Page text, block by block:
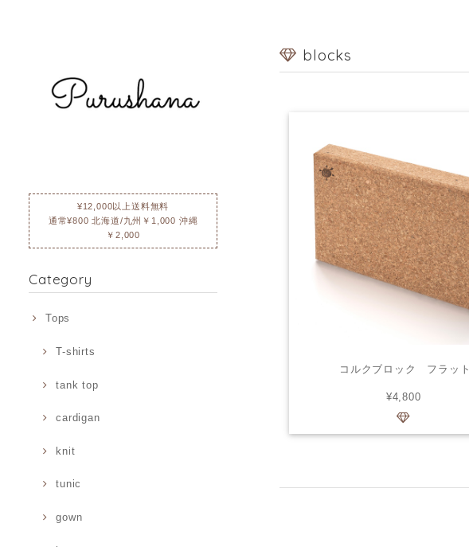
¥12,000以上送料無料
通常¥800 北海道/九州￥1,000 沖縄
￥2,000
Category
Tops
T-shirts
tank top
cardigan
knit
tunic
gown
blocks
コルクブロック フラット
¥4,800